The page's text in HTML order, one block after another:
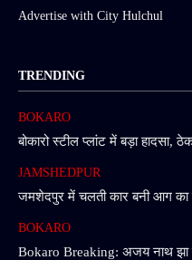
Advertise with City Hulchul
TRENDING
BOKARO
बोकारो स्टील प्लांट में बड़ा हादसा,
JAMSHEDPUR
जमशेदपुर में चलती कार बनी आग का
BOKARO
Bokaro Breaking: अजय नाथ झा